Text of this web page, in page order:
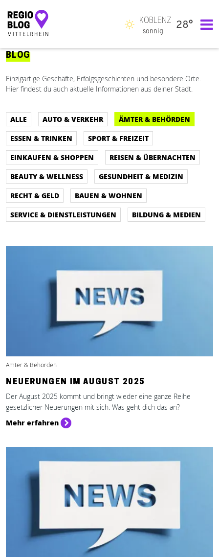
Hauptnavigation
KOBLENZ
sonnig
28°
BLOG
Einzigartige Geschäfte, Erfolgsgeschichten und besondere Orte.
Hier findest du auch aktuelle Informationen aus deiner Stadt.
ALLE AUTO & VERKEHR
ÄMTER & BEHÖRDEN
ESSEN & TRINKEN
SPORT & FREIZEIT
EINKAUFEN & SHOPPEN
REISEN & ÜBERNACHTEN
BEAUTY & WELLNESS
GESUNDHEIT & MEDIZIN
RECHT & GELD
BAUEN & WOHNEN
SERVICE & DIENSTLEISTUNGEN
BILDUNG & MEDIEN
Ämter & Behörden
NEUERUNGEN IM AUGUST 2025
Der August 2025 kommt und bringt wieder eine ganze Reihe
gesetzlicher Neuerungen mit sich. Was geht dich das an?
Mehr erfahren